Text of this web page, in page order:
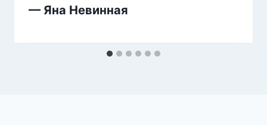
— Яна Невинная